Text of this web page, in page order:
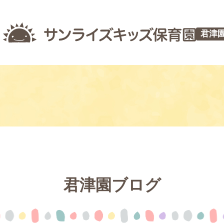
君津
君津園ブログ